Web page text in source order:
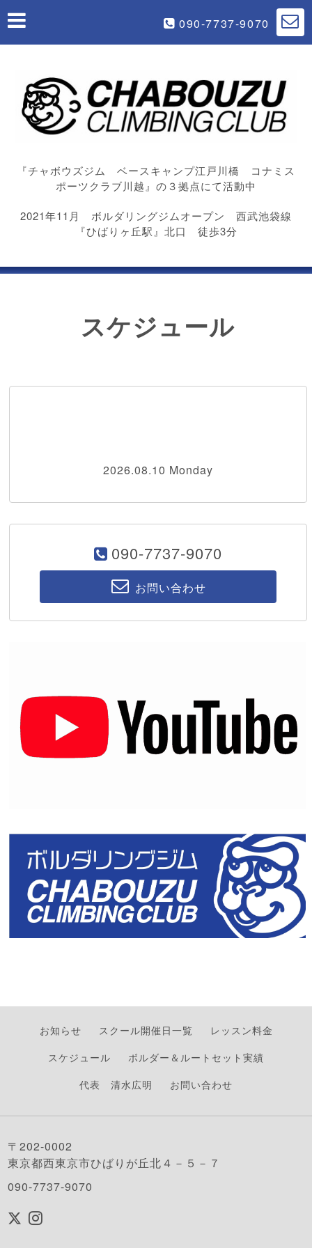
090-7737-9070
『チャボウズジム ベースキャンプ江戸川橋 コナミス
ポーツクラブ川越』の３拠点にて活動中
2021年11月 ボルダリングジムオープン 西武池袋線
『ひばりヶ丘駅』北口 徒歩3分
スケジュール
2026.08.10 Monday
090-7737-9070
お問い合わせ
お知らせ スクール開催日一覧
レッスン料金
スケジュール
ボルダー＆ルートセット実績
代表 清水広明
お問い合わせ
〒202-0002
東京都西東京市ひばりが丘北４－５－７
090-7737-9070